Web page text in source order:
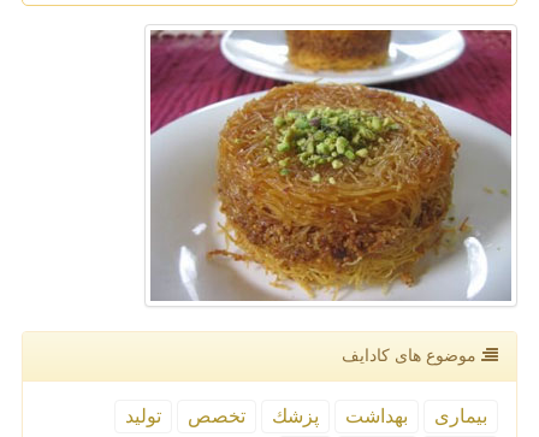
موضوع های كادایف
بیماری بهداشت پزشك تخصص
تولید